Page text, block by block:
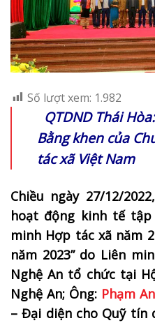
Số lượt xem: 1.982
QTDND Thái
Bằng khen của
tác xã Việt Nam
Chiều ngày 27/12/
hoạt động kinh tế
minh Hợp tác xã năm
năm 2023” do Liên
Nghệ An tổ chức tại
Nghệ An; Ông: Phạm
– Đại diện cho Quỹ tín